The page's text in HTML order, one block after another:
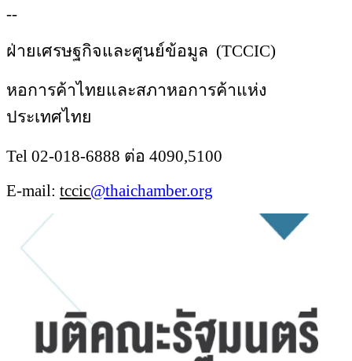
--
ฝ่ายเศรษฐกิจและศูนย์ข้อมูล (TCCIC)
หอการค้าไทยและสภาหอการค้าแห่ง
ประเทศไทย
Tel 02-018-6888 ต่อ 4090,5100
E-mail: tccic@thaichamber.org